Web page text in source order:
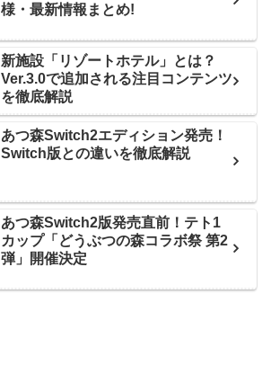
様・最新情報まとめ!
新施設「リゾートホテル」とは？
Ver.3.0で追加される注目コンテンツ
を徹底解説
あつ森Switch2エディション発売！
Switch版との違いを徹底解説
あつ森Switch2版発売直前！テト1
カップ「どうぶつの森コラボ祭 第2
弾」開催決定